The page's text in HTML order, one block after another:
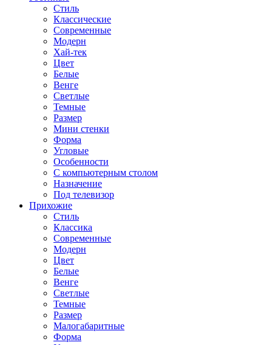
Стиль
Классические
Современные
Модерн
Хай-тек
Цвет
Белые
Венге
Светлые
Темные
Размер
Мини стенки
Форма
Угловые
Особенности
С компьютерным столом
Назначение
Под телевизор
Прихожие
Стиль
Классика
Современные
Модерн
Цвет
Белые
Венге
Светлые
Темные
Размер
Малогабаритные
Форма